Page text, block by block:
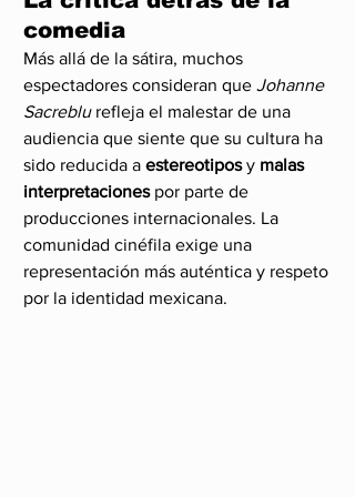
comedia
Más allá de la sátira, muchos
espectadores consideran que Johanne
Sacreblu refleja el malestar de una
audiencia que siente que su cultura ha
sido reducida a estereotipos y malas
interpretaciones por parte de
producciones internacionales. La
comunidad cinéfila exige una
representación más auténtica y respeto
por la identidad mexicana.